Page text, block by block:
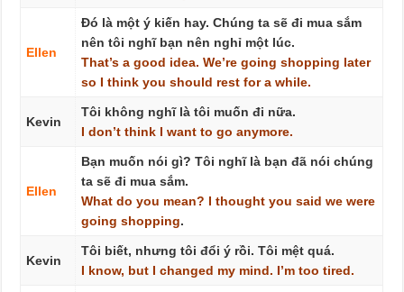
Ellen
Đó là một ý kiến hay. Chúng ta sẽ đi mua sắm
nên tôi nghĩ bạn nên nghỉ một lúc.
That’s a good idea. We’re going shopping later
so I think you should rest for a while.
Kevin
Tôi không nghĩ là tôi muốn đi nữa.
I don’t think I want to go anymore.
Ellen
Bạn muốn nói gì? Tôi nghĩ là bạn đã nói chúng
ta sẽ đi mua sắm.
What do you mean? I thought you said we were
going shopping.
Kevin
Tôi biết, nhưng tôi đổi ý rồi. Tôi mệt quá.
I know, but I changed my mind. I’m too tired.